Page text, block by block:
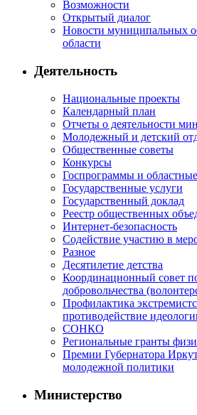
Возможности
Открытый диалог
Новости муниципальных
области
Деятельность
Национальные проекты
Календарный план
Отчеты о деятельности
Молодежный и детский
Общественные советы
Конкурсы
Госпрограммы и
Государственные услуги
Государственный доклад
Реестр общественных
Интернет-безопасность
Содействие участию в
Разное
Десятилетие детства
Координационный совет
добровольчества
Профилактика
противодействие
СОНКО
Региональные гранты
Премии Губернатора
молодежной политики
Министерство